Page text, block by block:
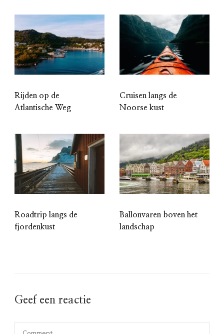
Rijden op de
Atlantische Weg
Cruisen langs de
Noorse kust
Roadtrip langs de
fjordenkust
Ballonvaren boven het
landschap
Geef een reactie